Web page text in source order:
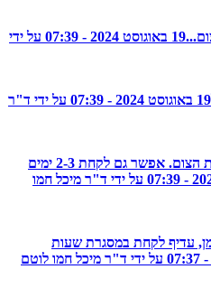
19 באוגוסט 2024 - 07:39 על ידי
19 באוגוסט 2024 - 07:39 על ידי ד"ר
ניתן לשנות את שעות הצום. אפשר גם לקחת 2-3 ימים
19 באוגוסט 2024 - 07:39 על ידי ד"ר מיכל חמו
עדיף לקחת במסגרת שעות